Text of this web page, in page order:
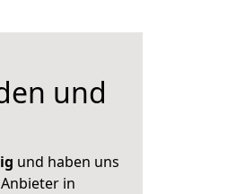
und
und haben uns
in